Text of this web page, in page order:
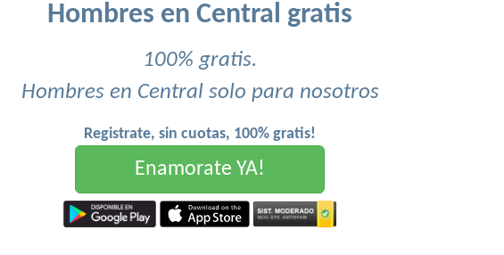
Hombres en Central gratis
100% gratis.
Hombres en Central solo para nosotros
Registrate, sin cuotas, 100% gratis!
Enamorate YA!